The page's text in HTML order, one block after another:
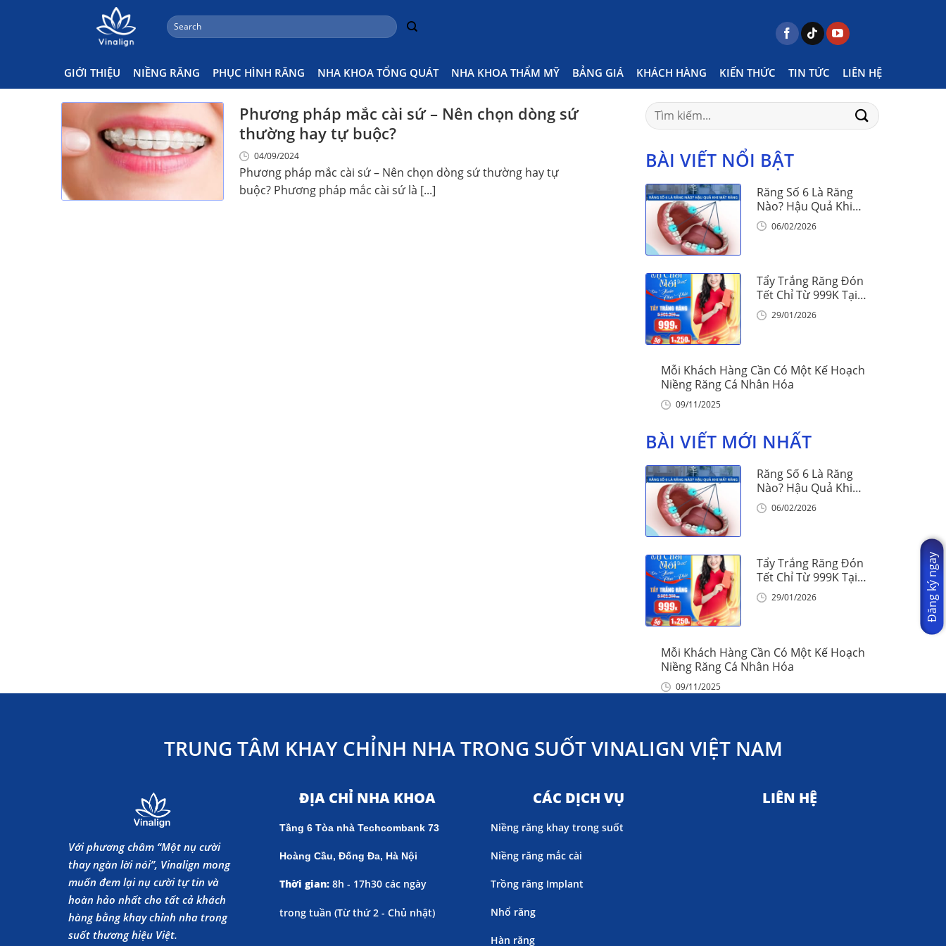
Search
for:
GIỚI THIỆU NIỀNG RĂNG PHỤC HÌNH RĂNG NHA KHOA TỔNG QUÁT NHA KHOA THẨM MỸ BẢNG GIÁ KHÁCH HÀNG KIẾN THỨC TIN TỨC LIÊN HỆ
Mắc Cài Sứ Có Ưu Điểm Gì Posts tagged "mắc cài sứ có ưu điểm gì"
Phương pháp mắc cài sứ – Nên chọn dòng sứ
thường hay tự buộc?
04/09/2024
Phương pháp mắc cài sứ – Nên chọn dòng sứ thường hay tự
buộc? Phương pháp mắc cài sứ là [...]
Search
for:
BÀI VIẾT NỔI BẬT
Răng Số 6 Là Răng
Nào? Hậu Quả Khi
Mất Răng Số 6
06/02/2026
Tẩy Trắng Răng Đón
Tết Chỉ Từ 999K Tại
Nha Khoa Vinalign
29/01/2026
Mỗi Khách Hàng Cần Có Một Kế Hoạch
Niềng Răng Cá Nhân Hóa
09/11/2025
BÀI VIẾT MỚI NHẤT
Răng Số 6 Là Răng
Nào? Hậu Quả Khi
Mất Răng Số 6
06/02/2026
Tẩy Trắng Răng Đón
Tết Chỉ Từ 999K Tại
Nha Khoa Vinalign
29/01/2026
Mỗi Khách Hàng Cần Có Một Kế Hoạch
Niềng Răng Cá Nhân Hóa
09/11/2025
TRUNG TÂM KHAY CHỈNH NHA TRONG SUỐT VINALIGN VIỆT NAM
Với phương châm “Một nụ cười
thay ngàn lời nói”, Vinalign mong
muốn đem lại nụ cười tự tin và
hoàn hảo nhất cho tất cả khách
hàng bằng khay chỉnh nha trong
suốt thương hiệu Việt.
ĐỊA CHỈ NHA KHOA
Tầng 6 Tòa nhà Techcombank 73
Hoàng Cầu, Đống Đa, Hà Nội
Thời gian: 8h - 17h30 các ngày
trong tuần (Từ thứ 2 - Chủ nhật)
CÁC DỊCH VỤ
Niềng răng khay trong suốt
Niềng răng mắc cài
Trồng răng Implant
Nhổ răng
Hàn răng
LIÊN HỆ
Đăng ký ngay